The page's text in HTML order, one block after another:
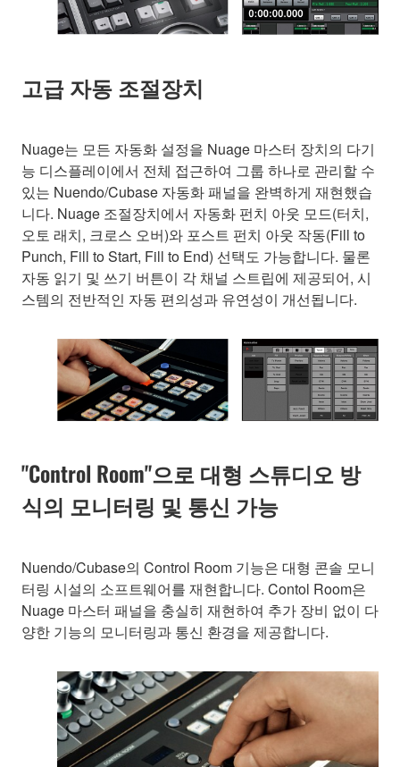
고급 자동 조절장치
Nuage는 모든 자동화 설정을 Nuage 마스터 장치의 다기
능 디스플레이에서 전체 접근하여 그룹 하나로 관리할 수
있는 Nuendo/Cubase 자동화 패널을 완벽하게 재현했습
니다. Nuage 조절장치에서 자동화 펀치 아웃 모드(터치,
오토 래치, 크로스 오버)와 포스트 펀치 아웃 작동(Fill to
Punch, Fill to Start, Fill to End) 선택도 가능합니다. 물론
자동 읽기 및 쓰기 버튼이 각 채널 스트립에 제공되어, 시
스템의 전반적인 자동 편의성과 유연성이 개선됩니다.
"Control Room"으로 대형 스튜디오 방
식의 모니터링 및 통신 가능
Nuendo/Cubase의 Control Room 기능은 대형 콘솔 모니
터링 시설의 소프트웨어를 재현합니다. Contol Room은
Nuage 마스터 패널을 충실히 재현하여 추가 장비 없이 다
양한 기능의 모니터링과 통신 환경을 제공합니다.